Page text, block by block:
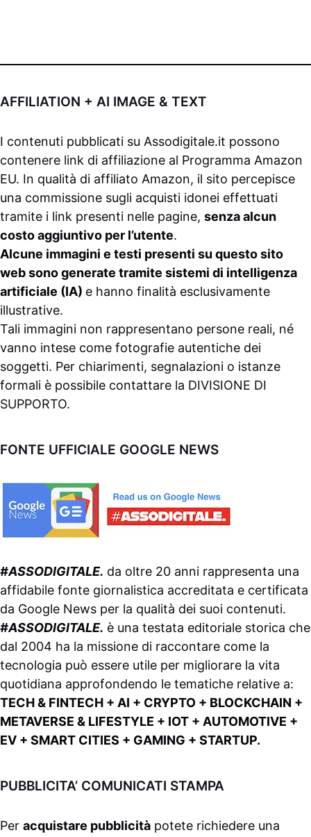
AFFILIATION + AI IMAGE & TEXT
I contenuti pubblicati su Assodigitale.it possono
contenere link di affiliazione al Programma Amazon
EU. In qualità di affiliato Amazon, il sito percepisce
una commissione sugli acquisti idonei effettuati
tramite i link presenti nelle pagine, senza alcun
costo aggiuntivo per l’utente.
Alcune immagini e testi presenti su questo sito
web sono generate tramite sistemi di intelligenza
artificiale (IA) e hanno finalità esclusivamente
illustrative.
Tali immagini non rappresentano persone reali, né
vanno intese come fotografie autentiche dei
soggetti. Per chiarimenti, segnalazioni o istanze
formali è possibile contattare la DIVISIONE DI
SUPPORTO.
FONTE UFFICIALE GOOGLE NEWS
#ASSODIGITALE. da oltre 20 anni rappresenta una
affidabile fonte giornalistica accreditata e certificata
da Google News per la qualità dei suoi contenuti.
#ASSODIGITALE. è una testata editoriale storica che
dal 2004 ha la missione di raccontare come la
tecnologia può essere utile per migliorare la vita
quotidiana approfondendo le tematiche relative a:
TECH & FINTECH + AI + CRYPTO + BLOCKCHAIN +
METAVERSE & LIFESTYLE + IOT + AUTOMOTIVE +
EV + SMART CITIES + GAMING + STARTUP.
PUBBLICITA’ COMUNICATI STAMPA
Per acquistare pubblicità potete richiedere una